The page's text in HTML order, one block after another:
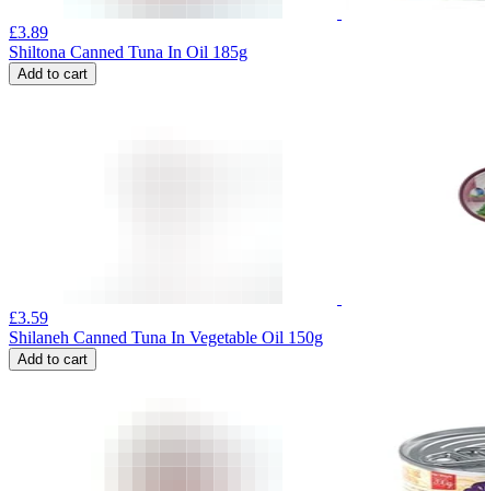
£3.89
Shiltona Canned Tuna In Oil 185g
Add to cart
£3.59
Shilaneh Canned Tuna In Vegetable Oil 150g
Add to cart